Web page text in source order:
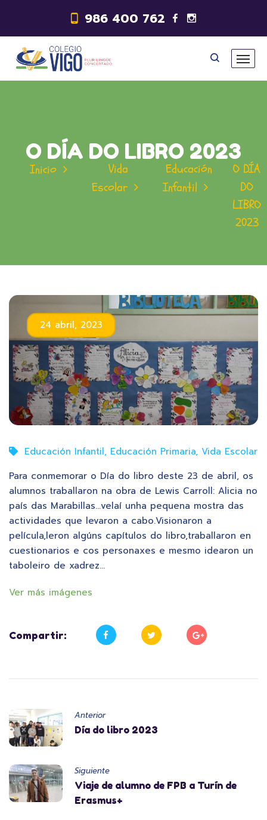
986 400 762
O DÍA DO LIBRO 2023
Inicio
Vida
Escolar
Educación
Infantil
O DÍA
DO
LIBRO
2023
24 abril, 2023
Educación Infantil, Educación Primaria, Vida Escolar
Para conmemorar o Día do libro deste 23 de abril, os
alumnos traballaron na obra de Lewis Carroll: Alicia no
país das Marabillas…velaí unha pequena mostra das
actividades que levaron a cabo.Visionaron a
película,leron algúns capítulos do libro,traballaron en
cuestionarios e cos personaxes e mesmo idearon un
taboleiro de xadrez…
Ver más imágenes
Compartir:
Anterior
Día do libro 2023
Siguiente
Viaje de alumno de FPB a Turín de
Erasmus+